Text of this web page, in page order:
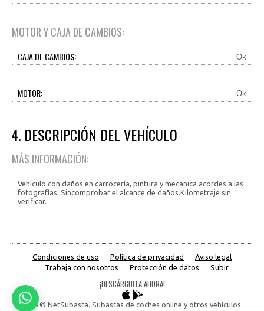
MOTOR Y CAJA DE CAMBIOS:
CAJA DE CAMBIOS: Ok
MOTOR: Ok
4. DESCRIPCIÓN DEL VEHÍCULO
MÁS INFORMACIÓN:
Vehículo con daños en carrocería, pintura y mecánica acordes a las
fotografías. Sincomprobar el alcance de daños.Kilometraje sin
verificar.
Condiciones de uso Política de privacidad
Aviso legal
Trabaja con nosotros
Protección de datos Subir
¡DESCÁRGUELA AHORA!
2026 © NetSubasta. Subastas de coches online y otros vehículos.